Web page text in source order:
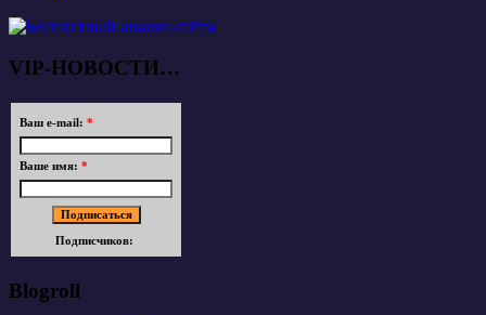
VIP-НОВОСТИ…
Ваш e-mail: *
Ваше имя: *
Подписчиков:
Blogroll